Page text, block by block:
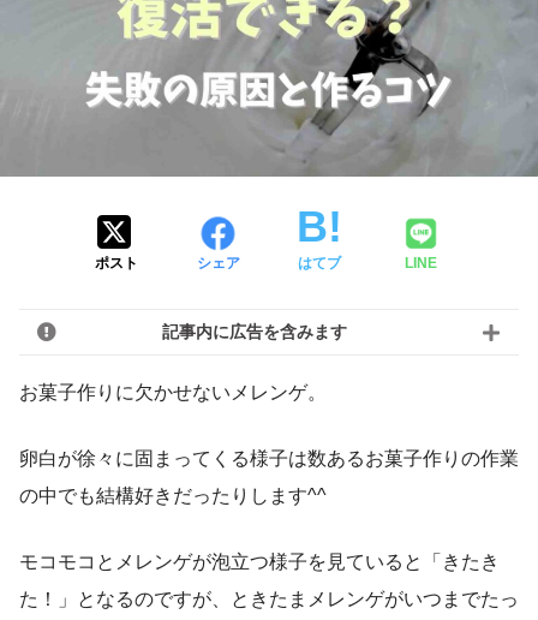
ポスト シェア はてブ LINE
記事内に広告を含みます
お菓子作りに欠かせないメレンゲ。
卵白が徐々に固まってくる様子は数あるお菓子作りの作業
の中でも結構好きだったりします^^
モコモコとメレンゲが泡立つ様子を見ていると「きたき
た！」となるのですが、ときたまメレンゲがいつまでたっ